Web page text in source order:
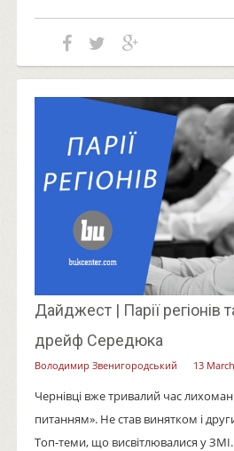
Дайджест | Парії регіонів
дрейф Середюка
Володимир Звенигородський 13
Чернівці вже тривалий час
питанням». Не став винятком і
Топ-теми, що висвітлювалися у